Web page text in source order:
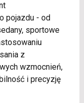
pojazdu - od
sportowe
z
wzmocnień,
i precyzję